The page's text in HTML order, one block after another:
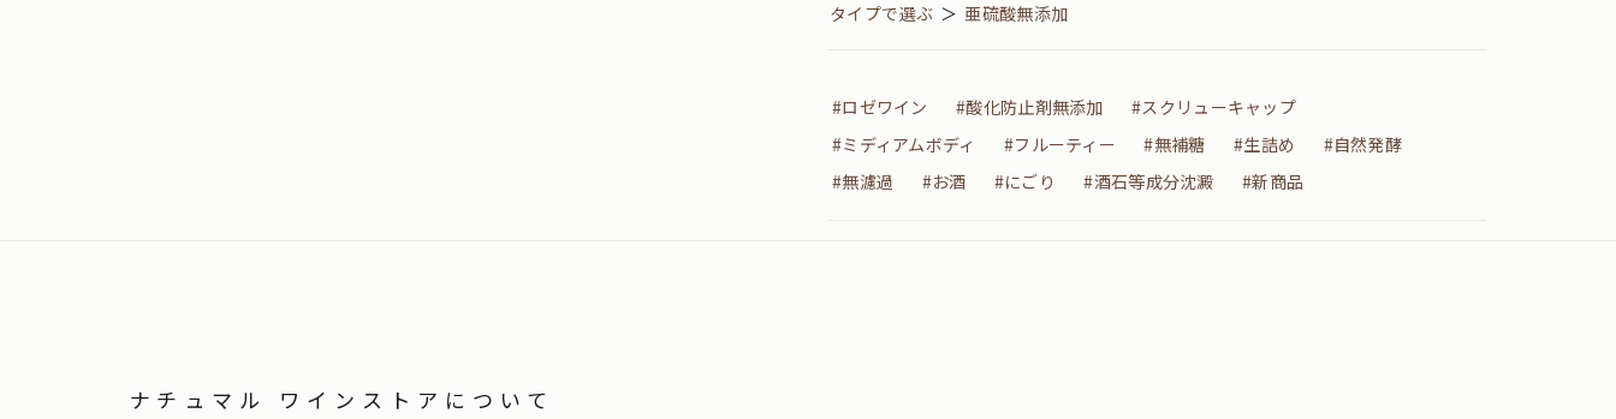
タイプで選ぶ ＞ 亜硫酸無添加
#ロゼワイン #酸化防止剤無添加
#スクリューキャップ
#ミディアムボディ
#フルーティー #無補糖 #生詰め
#自然発酵
#無濾過
#お酒 #にごり #酒石等成分沈澱 #新商品
ナチュマル ワインストアについて